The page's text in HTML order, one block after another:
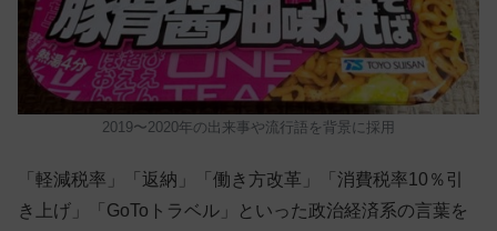
2019〜2020年の出来事や流行語を背景に採用
「軽減税率」「返納」「働き方改革」「消費税率10％引
き上げ」「GoToトラベル」といった政治経済系の言葉を